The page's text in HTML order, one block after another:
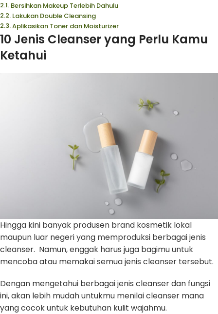
Bersihkan Makeup Terlebih Dahulu
Lakukan Double Cleansing
Aplikasikan Toner dan Moisturizer
10 Jenis Cleanser yang Perlu Kamu
Ketahui
Hingga kini banyak produsen brand kosmetik lokal
maupun luar negeri yang memproduksi berbagai jenis
cleanser. Namun, enggak harus juga bagimu untuk
mencoba atau memakai semua jenis cleanser tersebut.
Dengan mengetahui berbagai jenis cleanser dan fungsi
ini, akan lebih mudah untukmu menilai cleanser mana
yang cocok untuk kebutuhan kulit wajahmu.